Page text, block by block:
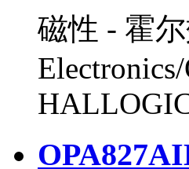
磁性 - 霍